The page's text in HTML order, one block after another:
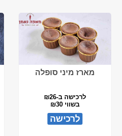
מארז מיני סופלה
לרכישה ב-₪26
בשווי ₪30
לרכישה